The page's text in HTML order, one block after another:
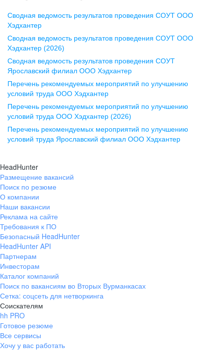
Воронеж
ул. Комиссаржевской, д. 10,
офис 1212
+7 473 280-05-05
pr@vrn.hh.ru
ул. Спартаковская, д. 2А, этаж 3,
помещение 15
+7 843 212-12-50
Екатеринбург
ул. Боевых Дружин, стр. 20,
+7 343 226-79-99
pr@ural.hh.ru
ул. Янковского, д. 169, 7 этаж,
706 каб.
+7 861 205-55-57
pr@krd.hh.ru
Владивосток
пер. Ланинский д. 4, офис 3.4
Сводная ведомость результатов проведения СОУТ ООО
Хэдхантер
Сводная ведомость результатов проведения СОУТ ООО
Хэдхантер (2026)
Сводная ведомость результатов проведения СОУТ
Ярославский филиал ООО Хэдхантер
Перечень рекомендуемых мероприятий по улучшению
условий труда ООО Хэдхантер
Перечень рекомендуемых мероприятий по улучшению
условий труда ООО Хэдхантер (2026)
Перечень рекомендуемых мероприятий по улучшению
условий труда Ярославский филиал ООО Хэдхантер
HeadHunter
Размещение вакансий
Поиск по резюме
О компании
Наши вакансии
Реклама на сайте
Требования к ПО
Безопасный HeadHunter
HeadHunter API
Партнерам
Инвесторам
Каталог компаний
Поиск по вакансиям во Вторых Вурманкасах
Сетка: соцсеть для нетворкинга
Соискателям
hh PRO
Готовое резюме
Все сервисы
Хочу у вас работать